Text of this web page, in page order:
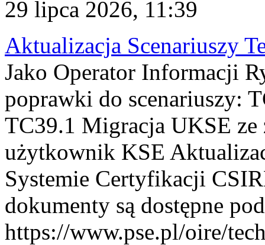
29 lipca 2026, 11:39
Aktualizacja Scenariuszy
Jako Operator Informacji
poprawki do scenariuszy:
TC39.1 Migracja UKSE
użytkownik KSE
Systemie Certyfikacji
dokumenty są dostępne
https://www.pse.pl/oire/